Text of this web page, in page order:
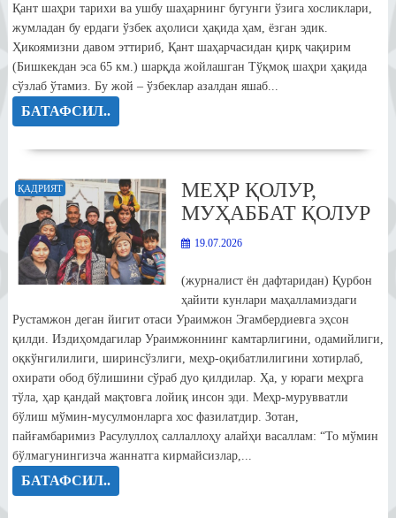
Қант шаҳри тарихи ва ушбу шаҳарнинг бугунги ўзига хосликлари,
жумладан бу ердаги ўзбек аҳолиси ҳақида ҳам, ёзган эдик.
Ҳикоямизни давом эттириб, Қант шаҳарчасидан қирқ чақирим
(Бишкекдан эса 65 км.) шарқда жойлашган Тўқмоқ шаҳри ҳақида
сўзлаб ўтамиз. Бу жой – ўзбеклар азалдан яшаб...
БАТАФСИЛ..
ҚАДРИЯТ
МЕҲР ҚОЛУР,
МУҲАББАТ ҚОЛУР
19.07.2026
(журналист ён дафтаридан) Қурбон
ҳайити кунлари маҳалламиздаги
Рустамжон деган йигит отаси Ураимжон Эгамбердиевга эҳсон
қилди. Издиҳомдагилар Ураимжоннинг камтарлигини, одамийлиги,
оқкўнгилилиги, ширинсўзлиги, меҳр-оқибатлилигини хотирлаб,
охирати обод бўлишини сўраб дуо қилдилар. Ҳа, у юраги меҳрга
тўла, ҳар қандай мақтовга лойиқ инсон эди. Меҳр-мурувватли
бўлиш мўмин-мусулмонларга хос фазилатдир. Зотан,
пайғамбаримиз Расулуллоҳ саллаллоҳу алайҳи васаллам: “То мўмин
бўлмагунингизча жаннатга кирмайсизлар,...
БАТАФСИЛ..